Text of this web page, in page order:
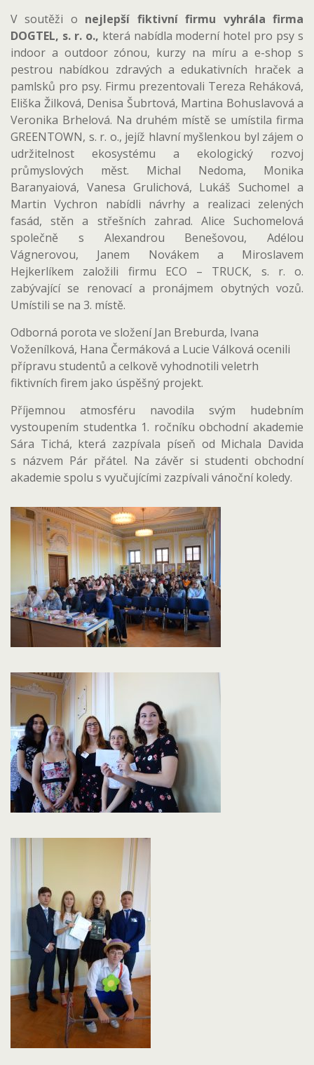
V soutěži o nejlepší fiktivní firmu vyhrála firma
DOGTEL, s. r. o., která nabídla moderní hotel pro psy s
indoor a outdoor zónou, kurzy na míru a e-shop s
pestrou nabídkou zdravých a edukativních hraček a
pamlsků pro psy. Firmu prezentovali Tereza Reháková,
Eliška Žilková, Denisa Šubrtová, Martina Bohuslavová a
Veronika Brhelová. Na druhém místě se umístila firma
GREENTOWN, s. r. o., jejíž hlavní myšlenkou byl zájem o
udržitelnost ekosystému a ekologický rozvoj
průmyslových měst. Michal Nedoma, Monika
Baranyaiová, Vanesa Grulichová, Lukáš Suchomel a
Martin Vychron nabídli návrhy a realizaci zelených
fasád, stěn a střešních zahrad. Alice Suchomelová
společně s Alexandrou Benešovou, Adélou
Vágnerovou, Janem Novákem a Miroslavem
Hejkerlíkem založili firmu ECO – TRUCK, s. r. o.
zabývající se renovací a pronájmem obytných vozů.
Umístili se na 3. místě.
Odborná porota ve složení Jan Breburda, Ivana
Voženílková, Hana Čermáková a Lucie Válková ocenili
přípravu studentů a celkově vyhodnotili veletrh
fiktivních firem jako úspěšný projekt.
Příjemnou atmosféru navodila svým hudebním
vystoupením studentka 1. ročníku obchodní akademie
Sára Tichá, která zazpívala píseň od Michala Davida
s názvem Pár přátel. Na závěr si studenti obchodní
akademie spolu s vyučujícími zazpívali vánoční koledy.